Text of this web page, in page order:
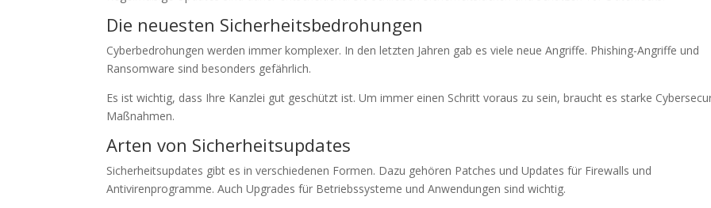
Die neuesten Sicherheitsbedrohungen
Cyberbedrohungen werden immer komplexer. In den letzten Jahren gab es viele neue Angriffe. Phishing-Angriffe und
Ransomware sind besonders gefährlich.
Es ist wichtig, dass Ihre Kanzlei gut geschützt ist. Um immer einen Schritt voraus zu sein, braucht es starke
Maßnahmen.
Arten von Sicherheitsupdates
Sicherheitsupdates gibt es in verschiedenen Formen. Dazu gehören Patches und Updates für Firewalls und
Antivirenprogramme. Auch Upgrades für Betriebssysteme und Anwendungen sind wichtig.